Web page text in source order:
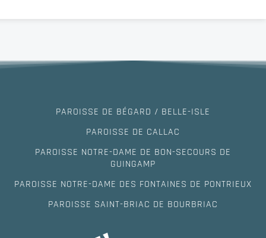
PAROISSE DE BÉGARD / BELLE-ISLE
PAROISSE DE CALLAC
PAROISSE NOTRE-DAME DE BON-SECOURS DE
GUINGAMP
PAROISSE NOTRE-DAME DES FONTAINES DE PONTRIEUX
PAROISSE SAINT-BRIAC DE BOURBRIAC